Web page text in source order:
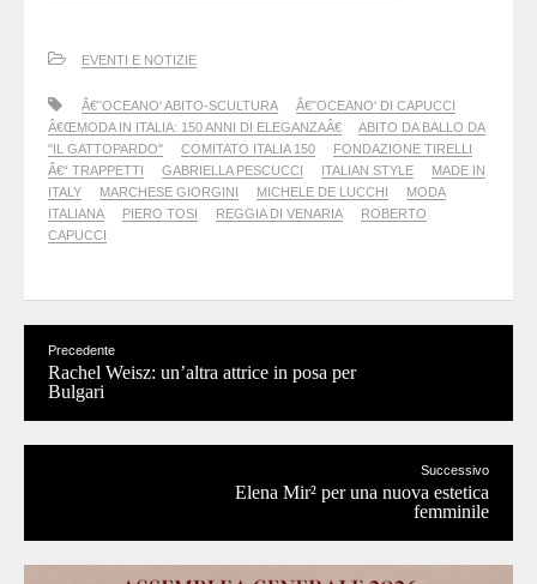
EVENTI E NOTIZIE
Â€˜OCEANO' ABITO-SCULTURA
Â€˜OCEANO' DI CAPUCCI
Â€ŒMODA IN ITALIA: 150 ANNI DI ELEGANZAÂ€
ABITO DA BALLO DA
"IL GATTOPARDO"
COMITATO ITALIA 150
FONDAZIONE TIRELLI
Â€“ TRAPPETTI
GABRIELLA PESCUCCI ITALIAN STYLE
MADE IN
ITALY
MARCHESE GIORGINI MICHELE DE LUCCHI
MODA
ITALIANA
PIERO TOSI REGGIA DI VENARIA
ROBERTO
CAPUCCI
Precedente
Rachel Weisz: un’altra attrice in posa per
Bulgari
Successivo
Elena Mir² per una nuova estetica
femminile